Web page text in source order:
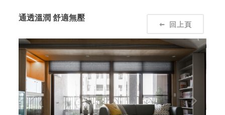
通透溫潤 舒適無壓
回上頁